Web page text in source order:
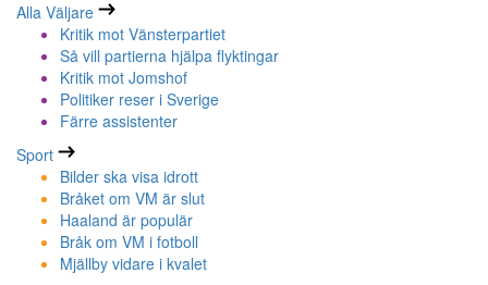
Alla Väljare
Kritik mot Vänsterpartiet
Så vill partierna hjälpa flyktingar
Kritik mot Jomshof
Politiker reser i Sverige
Färre assistenter
Sport
Bilder ska visa idrott
Bråket om VM är slut
Haaland är populär
Bråk om VM i fotboll
Mjällby vidare i kvalet